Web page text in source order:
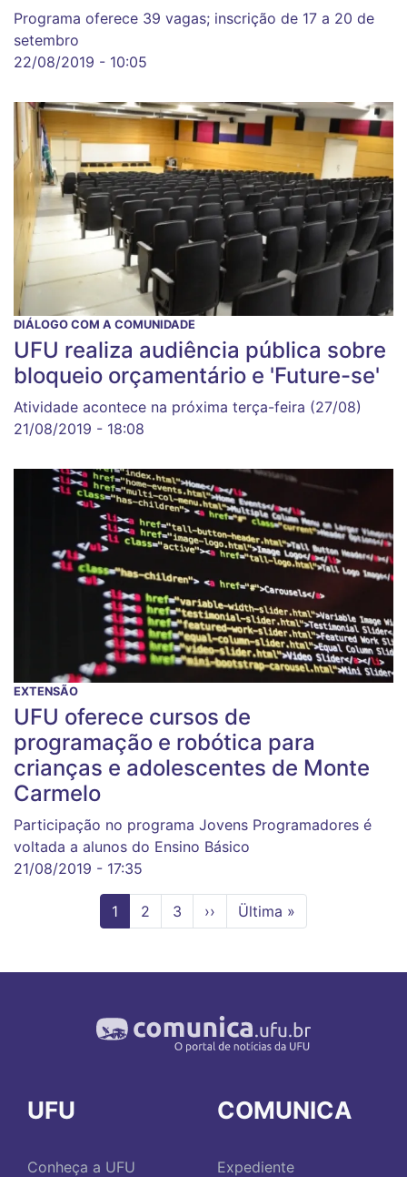
Programa oferece 39 vagas; inscrição de 17 a 20 de
setembro
22/08/2019 - 10:05
DIÁLOGO COM A COMUNIDADE
UFU realiza audiência pública sobre
bloqueio orçamentário e 'Future-se'
Atividade acontece na próxima terça-feira (27/08)
21/08/2019 - 18:08
EXTENSÃO
UFU oferece cursos de
programação e robótica para
crianças e adolescentes de Monte
Carmelo
Participação no programa Jovens Programadores é
voltada a alunos do Ensino Básico
21/08/2019 - 17:35
Página
atual
1 Page
2 Page
3
Próxima
página
››
Última
página
Ültima »
UFU
Conheça a UFU
COMUNICA
Expediente